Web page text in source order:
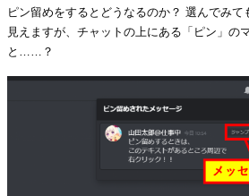
ピン留めをするとどうなるのか？ 選んでみて
見えますが、チャットの上にある「ピン」の
と……？